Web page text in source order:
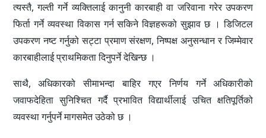
त्यस्तै, गल्ती गर्ने व्यक्तिलाई कानुनी कारबाही वा जरिवाना गरेर उपकरण
फिर्ता गर्ने व्यवस्था विकास गर्न सकिने विज्ञहरूको सुझाव छ । डिजिटल
उपकरण नष्ट गर्नुको सट्टा प्रमाण संरक्षण, निष्पक्ष अनुसन्धान र जिम्मेवार
कारबाहीलाई प्राथमिकता दिनुपर्ने देखिन्छ ।
साथै, अधिकारको सीमाभन्दा बाहिर गएर निर्णय गर्ने अधिकारीको
जवाफदेहिता सुनिश्चित गर्दै प्रभावित विद्यार्थीलाई उचित क्षतिपूर्तिको
व्यवस्था गर्नुपर्ने मागसमेत उठेको छ ।